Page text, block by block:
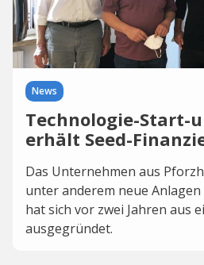
News
Technologie-Start-
erhält Seed-
Das Unternehmen aus
unter anderem neue
hat sich vor zwei Jahren aus
ausgegründet.